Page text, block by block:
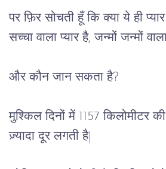
पर फ़िर सोचती हूँ कि क्या ये ही
सच्चा वाला प्यार है, जन्मों जन्मों
और कौन जान सकता है?
मुश्किल दिनों में 1157 किलोमीटर
ज़्यादा दूर लगती है|